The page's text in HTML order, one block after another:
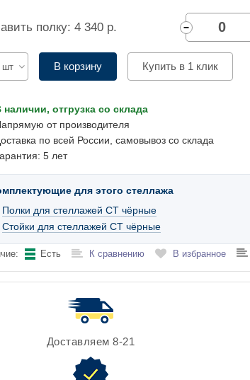
полку: 4 340 р.
шт В корзину Купить в 1 клик
наличии, отгрузка со склада
от производителя
по всей России, самовывоз со склада
5 лет
для этого стеллажа
Полки для стеллажей СТ чёрные
Стойки для стеллажей СТ чёрные
Есть К сравнению В избранное
Доставляем 8-21